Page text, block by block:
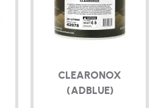
CLEARONOX
(ADBLUE)